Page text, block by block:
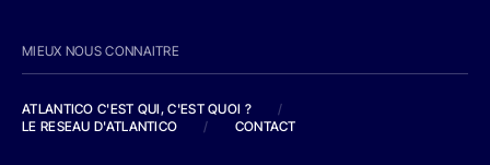
MIEUX NOUS CONNAITRE
ATLANTICO C'EST QUI, C'EST QUOI ?
/
LE RESEAU D'ATLANTICO
/ CONTACT